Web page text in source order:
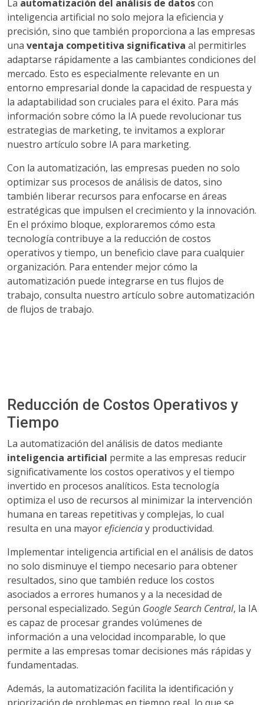
La automatización del análisis de datoscon
inteligencia artificial no solo mejora la eficiencia y
precisión, sino que también proporciona a las empresas
una ventaja competitiva significativa al permitirles
adaptarse rápidamente a las cambiantes condiciones del
mercado. Esto es especialmente relevante en un
entorno empresarial donde la capacidad de respuesta y
la adaptabilidad son cruciales para el éxito. Para más
información sobre cómo la IA puede revolucionar tus
estrategias de marketing, te invitamos a explorar
nuestro artículo sobre IA para marketing.
Con la automatización, las empresas pueden no solo
optimizar sus procesos de análisis de datos, sino
también liberar recursos para enfocarse en áreas
estratégicas que impulsen el crecimiento y la innovación.
En el próximo bloque, exploraremos cómo esta
tecnología contribuye a la reducción de costos
operativos y tiempo, un beneficio clave para cualquier
organización. Para entender mejor cómo la
automatización puede integrarse en tus flujos de
trabajo, consulta nuestro artículo sobre automatización
de flujos de trabajo.
Reducción de Costos Operativos y
Tiempo
La automatización del análisis de datos mediante
inteligencia artificial permite a las empresas reducir
significativamente los costos operativos y el tiempo
invertido en procesos analíticos. Esta tecnología
optimiza el uso de recursos al minimizar la intervención
humana en tareas repetitivas y complejas, lo cual
resulta en una mayoreficienciay productividad.
Implementar inteligencia artificial en el análisis de datos
no solo disminuye el tiempo necesario para obtener
resultados, sino que también reduce los costos
asociados a errores humanos y a la necesidad de
personal especializado. Según Google Search Central, la IA
es capaz de procesar grandes volúmenes de
información a una velocidad incomparable, lo que
permite a las empresas tomar decisiones más rápidas y
fundamentadas.
Además, la automatización facilita la identificación y